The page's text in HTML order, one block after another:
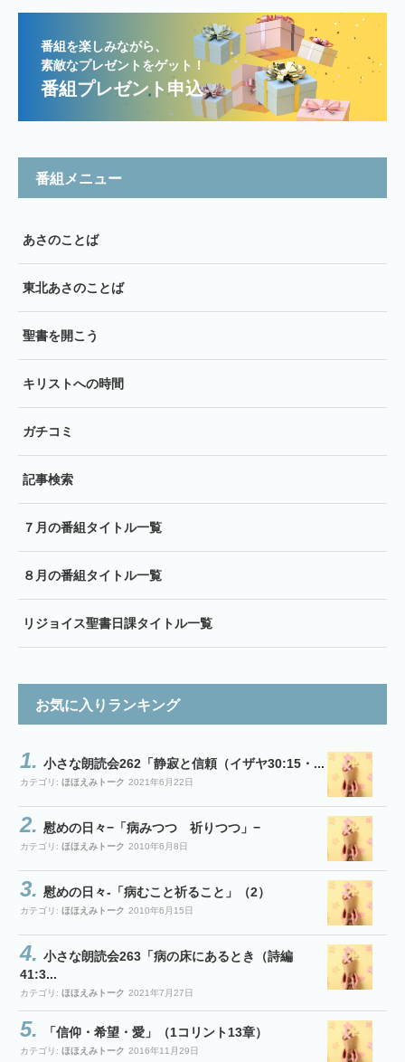
番組を楽しみながら、
素敵なプレゼントをゲット！
番組プレゼント申込
番組メニュー
あさのことば
東北あさのことば
聖書を開こう
キリストへの時間
ガチコミ
記事検索
７月の番組タイトル一覧
８月の番組タイトル一覧
リジョイス聖書日課タイトル一覧
お気に入りランキング
小さな朗読会262「静寂と信頼（イザヤ30:15・...
カテゴリ: ほほえみトーク 2021年6月22日
慰めの日々−「病みつつ 祈りつつ」−
カテゴリ: ほほえみトーク 2010年6月8日
慰めの日々-「病むこと祈ること」（2）
カテゴリ: ほほえみトーク 2010年6月15日
小さな朗読会263「病の床にあるとき（詩編
41:3...
カテゴリ: ほほえみトーク 2021年7月27日
「信仰・希望・愛」（1コリント13章）
カテゴリ: ほほえみトーク 2016年11月29日